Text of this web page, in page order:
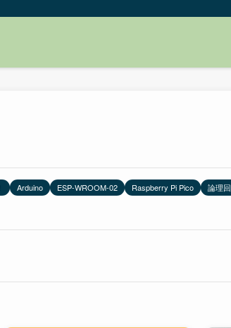
Arduino ESP-WROOM-02 Raspberry Pi Pico 論理